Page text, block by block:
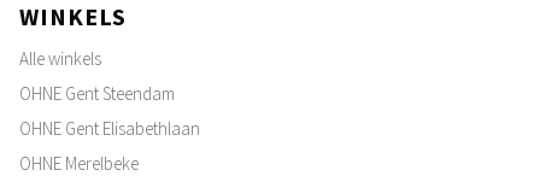
WINKELS
Alle winkels
OHNE Gent Steendam
OHNE Gent Elisabethlaan
OHNE Merelbeke